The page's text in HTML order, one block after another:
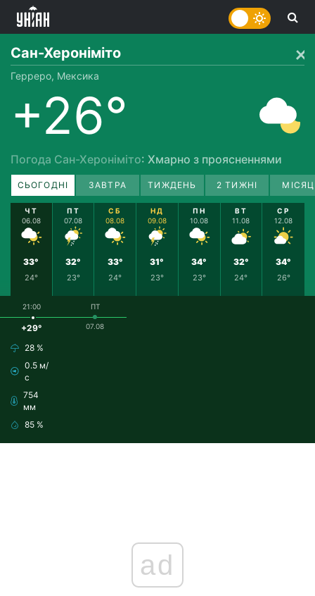
Сан-Хероніміто
Герреро, Мексика
+26°
Погода Сан-Хероніміто: Хмарно з проясненнями
СЬОГОДНІ ЗАВТРА ТИЖДЕНЬ 2 ТИЖНІ
ЧТ
06.08
33°
24°
ПТ
07.08
32°
23°
СБ
08.08
33°
24°
НД
09.08
31°
23°
ПН
10.08
34°
23°
ВТ
11.08
32°
24°
СР
12.08
34°
26°
21:00
+29°
28 %
0.5 м/
с
754
мм
85 %
ПТ
07.08
ad